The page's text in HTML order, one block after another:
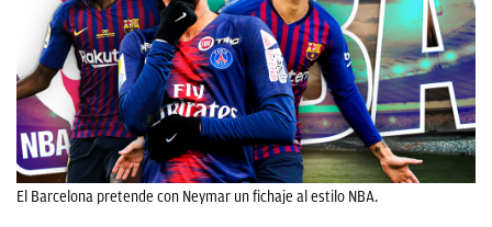
El Barcelona pretende con Neymar un fichaje al estilo NBA.